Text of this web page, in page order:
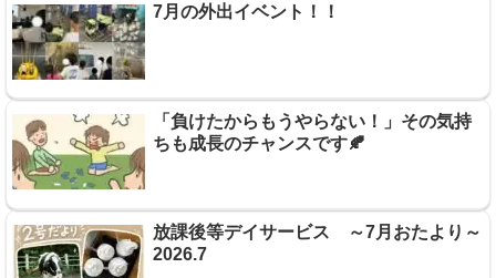
7月の外出イベント！！
「負けたからもうやらない！」その気持
ちも成長のチャンスです🍂
放課後等デイサービス ～7月おたより～
2026.7